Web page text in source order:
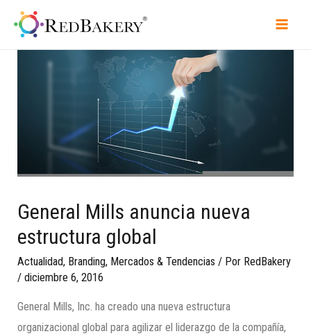
General Mills anuncia nueva
estructura global
Actualidad, Branding, Mercados & Tendencias / Por RedBakery
/diciembre 6, 2016
General Mills, Inc. ha creado una nueva estructura
organizacional global para agilizar el liderazgo de la compañía,